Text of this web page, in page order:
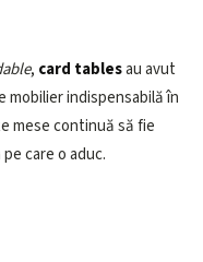
, card tablesau avut
mobilier indispensabilă în
mese continuă să fie
care o aduc.